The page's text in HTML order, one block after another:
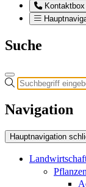
Suche
Navigation
Hauptnavigation